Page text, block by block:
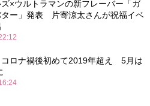
×ウルトラマンの新フレーバー「ガ
ター」発表 片寄涼太さんが祝福イベ
コロナ禍後初めて2019年超え 5月は